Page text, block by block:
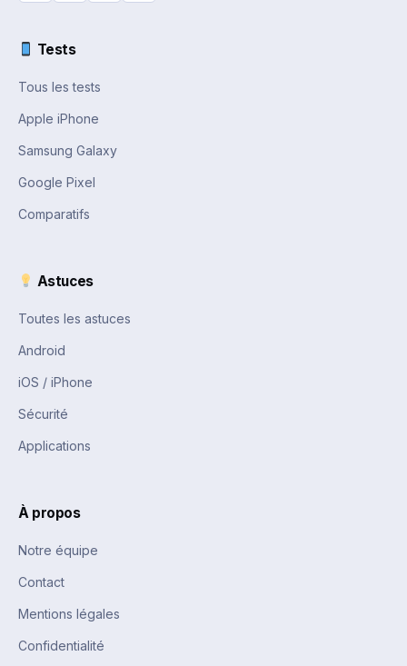
Tests
Tous les tests
Apple iPhone
Samsung Galaxy
Google Pixel
Comparatifs
Astuces
Toutes les astuces
Android
iOS / iPhone
Sécurité
Applications
À propos
Notre équipe
Contact
Mentions légales
Confidentialité